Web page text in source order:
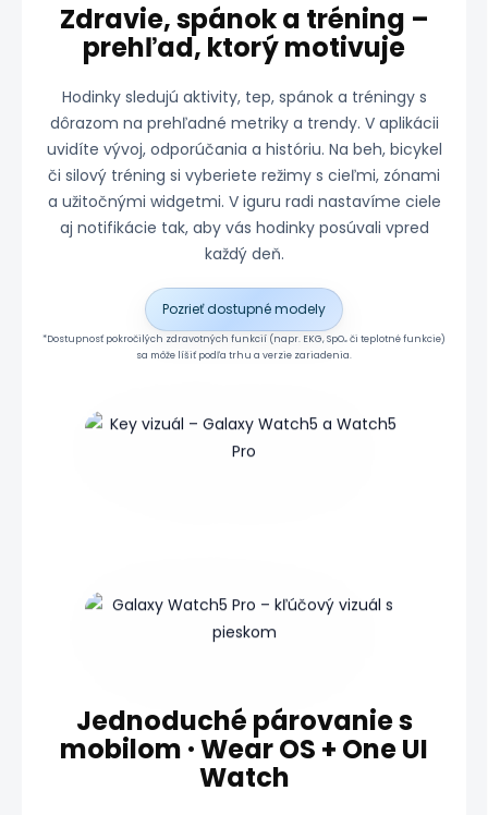
Zdravie, spánok a tréning –
prehľad, ktorý motivuje
Hodinky sledujú aktivity, tep, spánok a tréningy s
dôrazom na prehľadné metriky a trendy. V aplikácii
uvidíte vývoj, odporúčania a históriu. Na beh, bicykel
či silový tréning si vyberiete režimy s cieľmi, zónami
a užitočnými widgetmi. V iguru radi nastavíme ciele
aj notifikácie tak, aby vás hodinky posúvali vpred
každý deň.
Pozrieť dostupné modely
*Dostupnosť pokročilých zdravotných funkcií (napr. EKG, SpO₂ či teplotné funkcie)
sa môže líšiť podľa trhu a verzie zariadenia.
Jednoduché párovanie s
mobilom · Wear OS + One UI
Watch